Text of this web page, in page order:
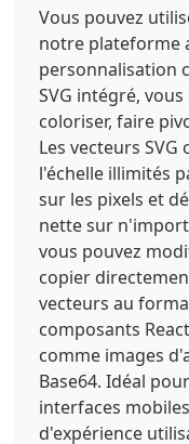
Vous pouvez
notre plateforme
personnalisation
SVG intégré,
coloriser, faire
Les vecteurs
l'échelle illimités
sur les pixels et
nette sur
vous pouvez
copier
vecteurs au
composants
comme images
Base64. Idéal
interfaces
d'expérience